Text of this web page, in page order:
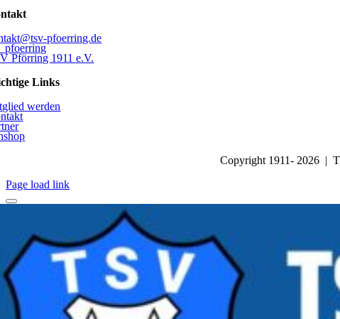
pfoerring.de
Pförring 1911 e.V.
Links
werden
Copyright 1911- 2026 |
Page load link